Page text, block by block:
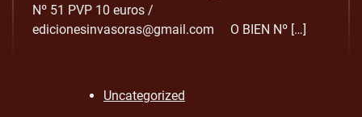
Nº 51 PVP 10 euros /
edicionesinvasoras@gmail.com O BIEN Nº […]
Uncategorized